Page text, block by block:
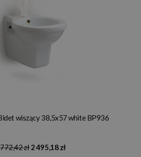
wiszący 38,5x57 white BP936
zł 2 495,18 zł